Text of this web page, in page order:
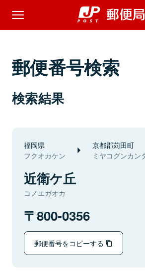
郵便番号検索
検索結果
福岡県
フクオカケン
京都郡苅田町
ミヤコグンカン
近衛ケ丘
コノエガオカ
800-0356
郵便番号をコピーする